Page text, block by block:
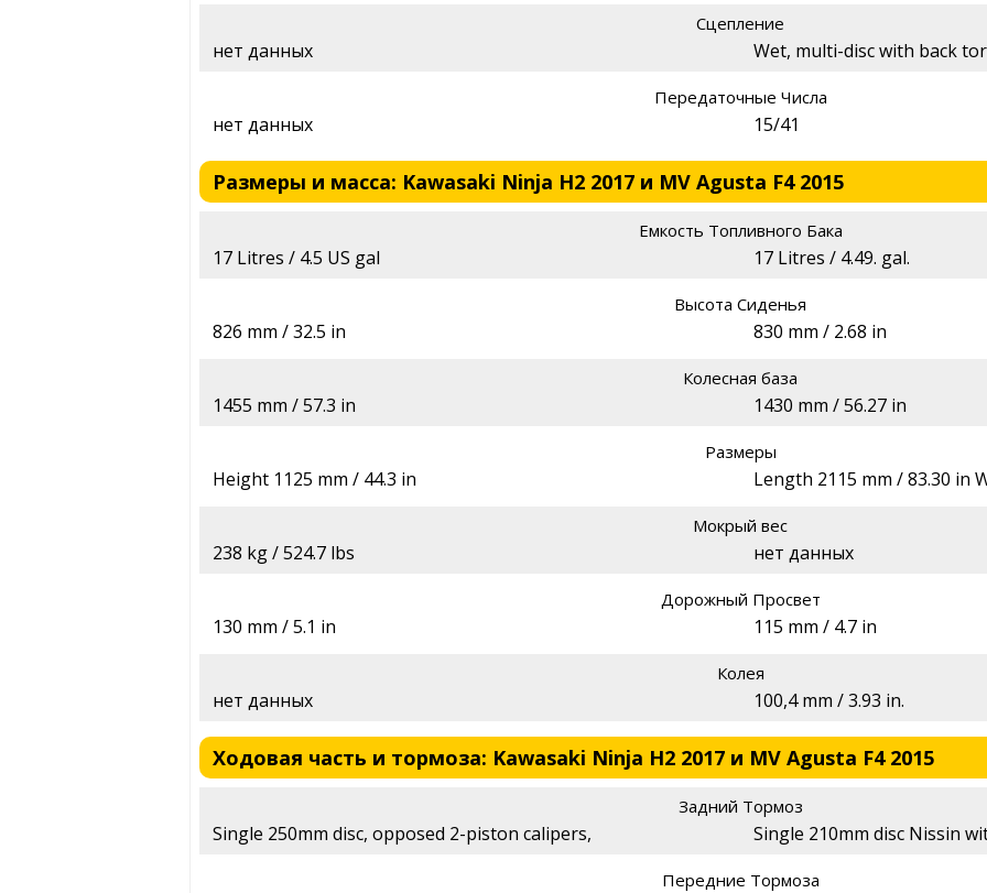
Сцепление
нет данных Wet, multi-disc with back
Передаточные Числа
нет данных 15/41
Размеры и масса: Kawasaki Ninja H2 2017 и MV Agusta F4 2015
Емкость Топливного Бака
17 Litres / 4.5 US gal 17 Litres / 4.49. gal.
Высота Сиденья
826 mm / 32.5 in 830 mm / 2.68 in
Колесная база
1455 mm / 57.3 in 1430 mm / 56.27 in
Размеры
Height 1125 mm / 44.3 in Length 2115 mm / 83.30 in
Мокрый вес
238 kg / 524.7 lbs нет данных
Дорожный Просвет
130 mm / 5.1 in 115 mm / 4.7 in
Колея
нет данных 100,4 mm / 3.93 in.
Ходовая часть и тормоза: Kawasaki Ninja H2 2017 и MV Agusta F4 2015
Задний Тормоз
Single 250mm disc, opposed 2-piston calipers, Single 210mm disc Nissin
Передние Тормоза